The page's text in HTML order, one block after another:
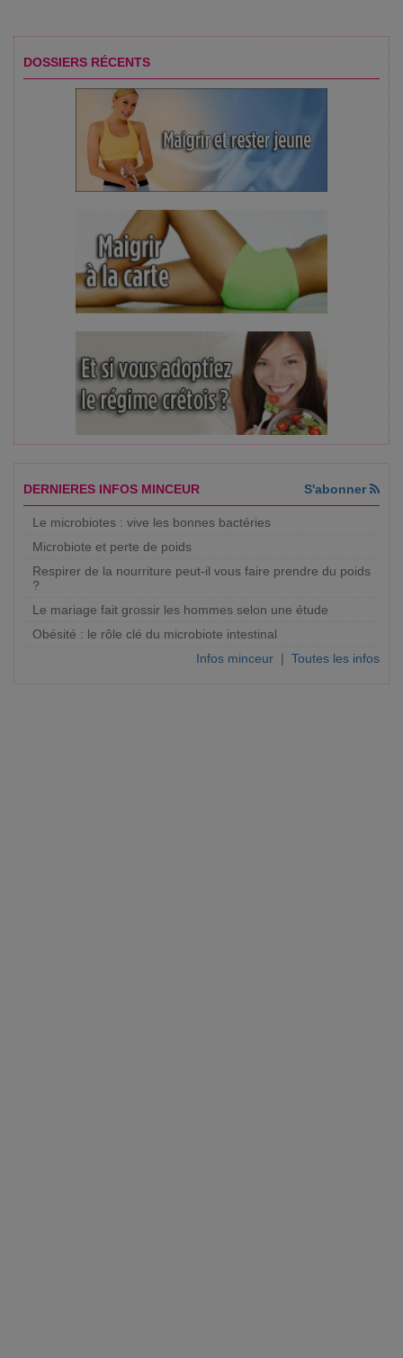
DOSSIERS RÉCENTS
DERNIERES INFOS MINCEUR S'abonner
Le microbiotes : vive les bonnes bactéries
Microbiote et perte de poids
Respirer de la nourriture peut-il vous faire prendre du poids
?
Le mariage fait grossir les hommes selon une étude
Obésité : le rôle clé du microbiote intestinal
Infos minceur | Toutes les infos